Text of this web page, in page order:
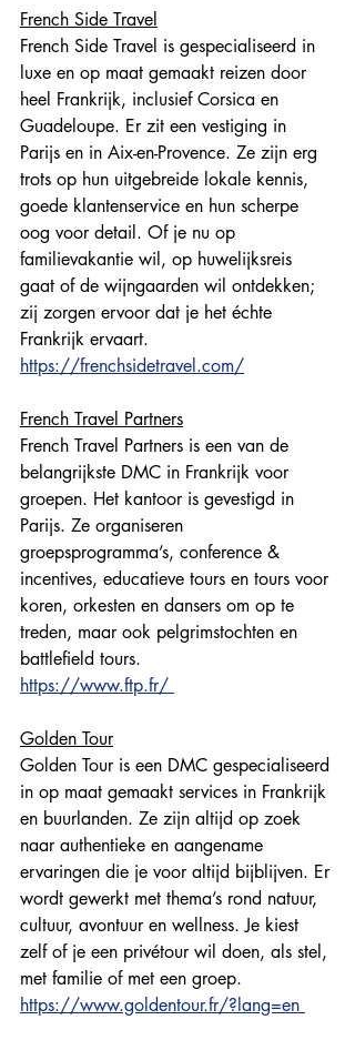
French Side Travel
French Side Travel is gespecialiseerd in
luxe en op maat gemaakt reizen door
heel Frankrijk, inclusief Corsica en
Guadeloupe. Er zit een vestiging in
Parijs en in Aix-en-Provence. Ze zijn erg
trots op hun uitgebreide lokale kennis,
goede klantenservice en hun scherpe
oog voor detail. Of je nu op
familievakantie wil, op huwelijksreis
gaat of de wijngaarden wil ontdekken;
zij zorgen ervoor dat je het échte
Frankrijk ervaart.
https://frenchsidetravel.com/
French Travel Partners
French Travel Partners is een van de
belangrijkste DMC in Frankrijk voor
groepen. Het kantoor is gevestigd in
Parijs. Ze organiseren
groepsprogramma’s, conference &
incentives, educatieve tours en tours voor
koren, orkesten en dansers om op te
treden, maar ook pelgrimstochten en
battlefield tours.
https://www.ftp.fr/
Golden Tour
Golden Tour is een DMC gespecialiseerd
in op maat gemaakt services in Frankrijk
en buurlanden. Ze zijn altijd op zoek
naar authentieke en aangename
ervaringen die je voor altijd bijblijven. Er
wordt gewerkt met thema’s rond natuur,
cultuur, avontuur en wellness. Je kiest
zelf of je een privétour wil doen, als stel,
met familie of met een groep.
https://www.goldentour.fr/?lang=en